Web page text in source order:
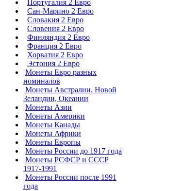
Португалия 2 Евро
Сан-Марино 2 Евро
Словакия 2 Евро
Словения 2 Евро
Финляндия 2 Евро
Франция 2 Евро
Хорватия 2 Евро
Эстония 2 Евро
Монеты Евро разных
номиналов
Монеты Австралии, Новой
Зеландии, Океании
Монеты Азии
Монеты Америки
Монеты Канады
Монеты Африки
Монеты Европы
Монеты России до 1917 года
Монеты РСФСР и СССР
1917-1991
Монеты России после 1991
года